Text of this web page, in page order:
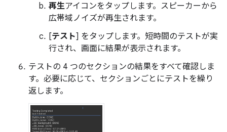
再生アイコンをタップします。スピーカーから
広帯域ノイズが再生されます。
[テスト] をタップします。短時間のテストが実
行され、画面に結果が表示されます。
テストの 4 つのセクションの結果をすべて確認しま
す。必要に応じて、セクションごとにテストを繰り
返します。